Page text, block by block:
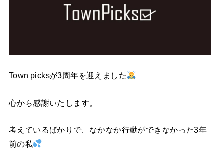
Town picksが3周年を迎えました
心から感謝いたします。
考えているばかりで、なかなか行動ができなかった3年
前の私